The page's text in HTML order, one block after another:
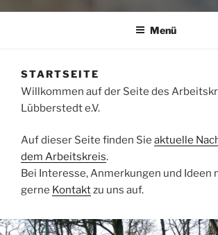
Menü
STARTSEITE
Willkommen auf der Seite des
Lübberstedt e.V.
Auf dieser Seite finden Sie aktuelle
dem Arbeitskreis.
Bei Interesse, Anmerkungen und Ideen
gerne Kontaktzu uns auf.